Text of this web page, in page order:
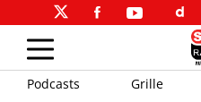
Podcasts Grille